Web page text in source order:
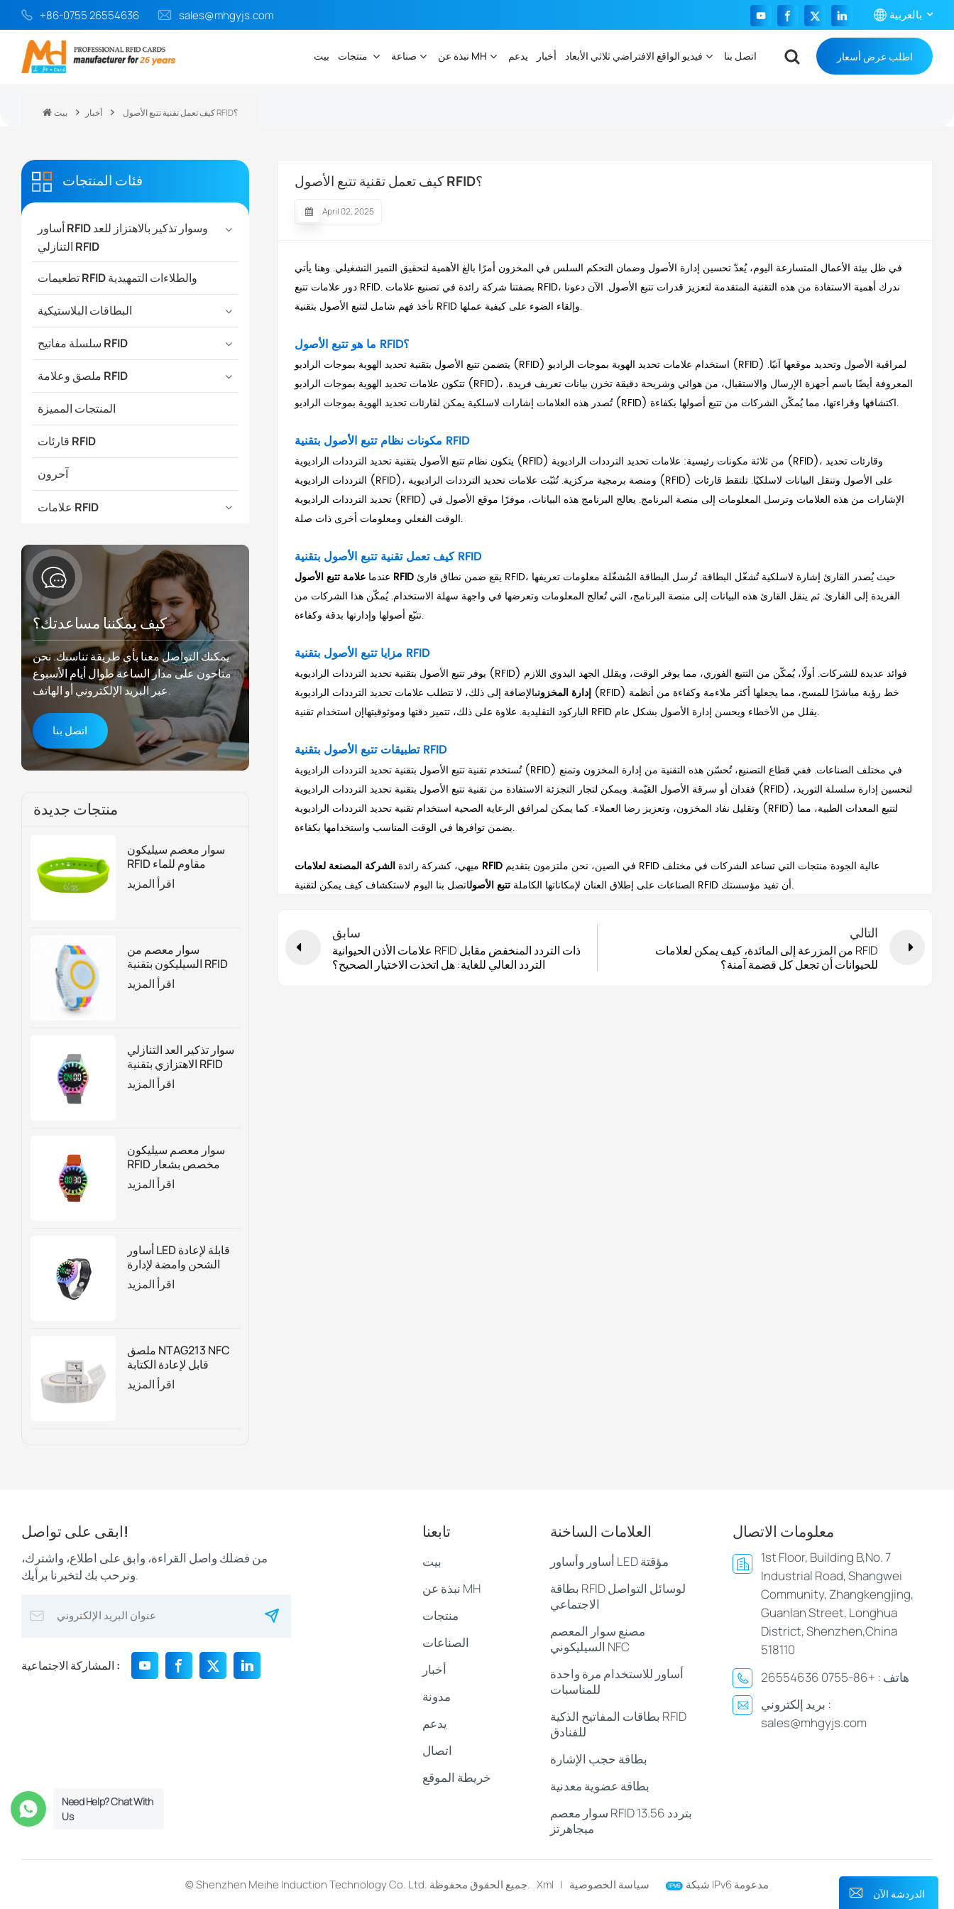
+86-0755 26554636 sales@mhgyjs.com بالعربية
بيت صناعة نبذة عن MH يدعم أخبار فيديو الواقع الافتراضي ثلاثي الأبعاد اتصل بنا اطلب عرض أسعار
بيت أخبار كيف تعمل تقنية تتبع الأصول RFID؟
فئات المنتجات
أساور RFID وسوار تذكير بالاهتزاز للعد
التنازلي RFID
تطعيمات RFID والطلاءات التمهيدية
البطاقات البلاستيكية
سلسلة مفاتيح RFID
ملصق وعلامة RFID
المنتجات المميزة
قارئات RFID
آحرون
علامات RFID
كيف يمكننا مساعدتك؟
يمكنك التواصل معنا بأي طريقة تناسبك. نحن
متاحون على مدار الساعة طوال أيام الأسبوع
عبر البريد الإلكتروني أو الهاتف.
اتصل بنا
منتجات جديدة
سوار معصم سيليكون
RFID مقاوم للماء
للتحكم في الوصول
وإدارة العضوية
اقرأ المزيد
سوار معصم من
السيليكون بتقنية RFID
قابل للتعديل حسب
الطلب
اقرأ المزيد
سوار تذكير العد التنازلي
الاهتزازي بتقنية RFID
لإدارة الجذب السياحي
بناءً على الوقت
اقرأ المزيد
سوار معصم سيليكون
RFID مخصص بشعار
العد التنازلي مع أضواء
LED
اقرأ المزيد
أساور LED قابلة لإعادة
الشحن وامضة لإدارة
الوقت لحديقة
الترامبولين
اقرأ المزيد
ملصق NTAG213 NFC
قابل لإعادة الكتابة
حسب الطلب للتغليف
الذكي والتسويق الرقمي
اقرأ المزيد
كيف تعمل تقنية تتبع الأصول RFID؟
April 02, 2025
في ظل بيئة الأعمال المتسارعة اليوم، يُعدّ تحسين إدارة الأصول وضمان التحكم السلس في المخزون أمرًا بالغ الأهمية لتحقيق التميز التشغيلي. وهنا يأتي
دور علامات تتبع RFID. بصفتنا شركة رائدة في تصنيع علامات RFID، ندرك أهمية الاستفادة من هذه التقنية المتقدمة لتعزيز قدرات تتبع الأصول. الآن دعونا
نأخذ
فهم شامل لتتبع الأصول بتقنية RFID وإلقاء الضوء على كيفية عملها.
ما هو تتبع الأصول RFID؟
يتضمن تتبع الأصول بتقنية تحديد الهوية بموجات الراديو (RFID) استخدام علامات تحديد الهوية بموجات الراديو (RFID) لمراقبة الأصول وتحديد موقعها آنيًا.
تتكون علامات تحديد الهوية بموجات الراديو (RFID)، المعروفة أيضًا باسم أجهزة الإرسال والاستقبال، من هوائي وشريحة دقيقة تخزن بيانات تعريف فريدة.
تُصدر هذه العلامات إشارات لاسلكية يمكن لقارئات تحديد الهوية بموجات الراديو (RFID) اكتشافها وقراءتها، مما يُمكّن الشركات من تتبع أصولها بكفاءة.
مكونات نظام تتبع الأصول بتقنية RFID
يتكون نظام تتبع الأصول بتقنية تحديد الترددات الراديوية (RFID) من ثلاثة مكونات رئيسية: علامات تحديد الترددات الراديوية (RFID)، وقارئات تحديد
الترددات الراديوية (RFID)، ومنصة برمجية مركزية. تُثبّت علامات تحديد الترددات الراديوية (RFID) على الأصول وتنقل البيانات لاسلكيًا. تلتقط قارئات
تحديد الترددات الراديوية (RFID) الإشارات من هذه العلامات وترسل المعلومات إلى منصة البرنامج. يعالج البرنامج هذه البيانات، موفرًا موقع الأصول في
الوقت الفعلي ومعلومات أخرى ذات صلة.
كيف تعمل تقنية تتبع الأصول بتقنية RFID
عندما علامة تتبع الأصول RFID يقع ضمن نطاق قارئ RFID، حيث يُصدر القارئ إشارة لاسلكية تُشغّل البطاقة. تُرسل البطاقة المُشغّلة معلومات تعريفها
الفريدة إلى القارئ. ثم ينقل القارئ هذه البيانات إلى منصة البرنامج، التي تُعالج المعلومات وتعرضها في واجهة سهلة الاستخدام. يُمكّن هذا الشركات من
تتبّع أصولها وإدارتها بدقة وكفاءة.
مزايا تتبع الأصول بتقنية RFID
يوفر تتبع الأصول بتقنية تحديد الترددات الراديوية (RFID) فوائد عديدة للشركات. أولًا، يُمكّن من التتبع الفوري، مما يوفر الوقت، ويقلل الجهد اليدوي اللازم
إدارة المخزونبالإضافة إلى ذلك، لا تتطلب علامات تحديد الترددات الراديوية (RFID) خط رؤية مباشرًا للمسح، مما يجعلها أكثر ملاءمة وكفاءة من أنظمة
الباركود التقليدية. علاوة على ذلك، تتميز دقتها وموثوقيتها
إن استخدام تقنية RFID يقلل من الأخطاء ويحسن إدارة الأصول بشكل عام.
تطبيقات تتبع الأصول بتقنية RFID
تُستخدم تقنية تتبع الأصول بتقنية تحديد الترددات الراديوية (RFID) في مختلف الصناعات. ففي قطاع التصنيع، تُحسّن هذه التقنية من إدارة المخزون وتمنع
فقدان أو سرقة الأصول القيّمة. ويمكن لتجار التجزئة الاستفادة من تقنية تتبع الأصول بتقنية تحديد الترددات الراديوية (RFID) لتحسين إدارة سلسلة التوريد،
وتقليل نفاد المخزون، وتعزيز رضا العملاء. كما يمكن لمرافق الرعاية الصحية استخدام تقنية تحديد الترددات الراديوية (RFID) لتتبع المعدات الطبية، مما
يضمن توافرها في الوقت المناسب واستخدامها بكفاءة.
ميهي، كشركة رائدة الشركة المصنعة لعلامات RFID في الصين، نحن ملتزمون بتقديم RFID عالية الجودة منتجات التي تساعد الشركات في مختلف
الصناعات على إطلاق العنان لإمكاناتها الكاملة تتبع الأصول اتصل بنا اليوم لاستكشاف كيف يمكن لتقنية RFID أن تفيد مؤسستك.
سابق
علامات الأذن الحيوانية RFID ذات التردد المنخفض مقابل
التردد العالي للغاية: هل اتخذت الاختيار الصحيح؟
التالي
من المزرعة إلى المائدة، كيف يمكن لعلامات RFID
للحيوانات أن تجعل كل قضمة آمنة؟
ابقى على تواصل!
من فضلك واصل القراءة، وابق على اطلاع، واشترك،
ونرحب بك لتخبرنا برأيك.
المشاركة الاجتماعية :
معلومات الاتصال
1st Floor, Building B,No. 7
Industrial Road, Shangwei
Community, Zhangkengjing,
Guanlan Street, Longhua
District, Shenzhen,China
518110
هاتف : +86-0755 26554636
بريد إلكتروني :
sales@mhgyjs.com
العلامات الساخنة
أساور وأساور LED مؤقتة
بطاقة RFID لوسائل التواصل
الاجتماعي
مصنع سوار المعصم
السيليكوني NFC
أساور للاستخدام مرة واحدة
للمناسبات
بطاقات المفاتيح الذكية RFID
للفنادق
بطاقة حجب الإشارة
بطاقة عضوية معدنية
سوار معصم RFID بتردد 13.56
ميجاهرتز
تابعنا
بيت
نبذة عن MH
منتجات
الصناعات
أخبار
مدونة
يدعم
اتصال
خريطة الموقع
© Shenzhen Meihe Induction Technology Co. Ltd. جميع الحقوق محفوظة. Xml | سياسة الخصوصية شبكة IPv6 مدعومة
الدردشة الآن
Need Help? Chat With
Us